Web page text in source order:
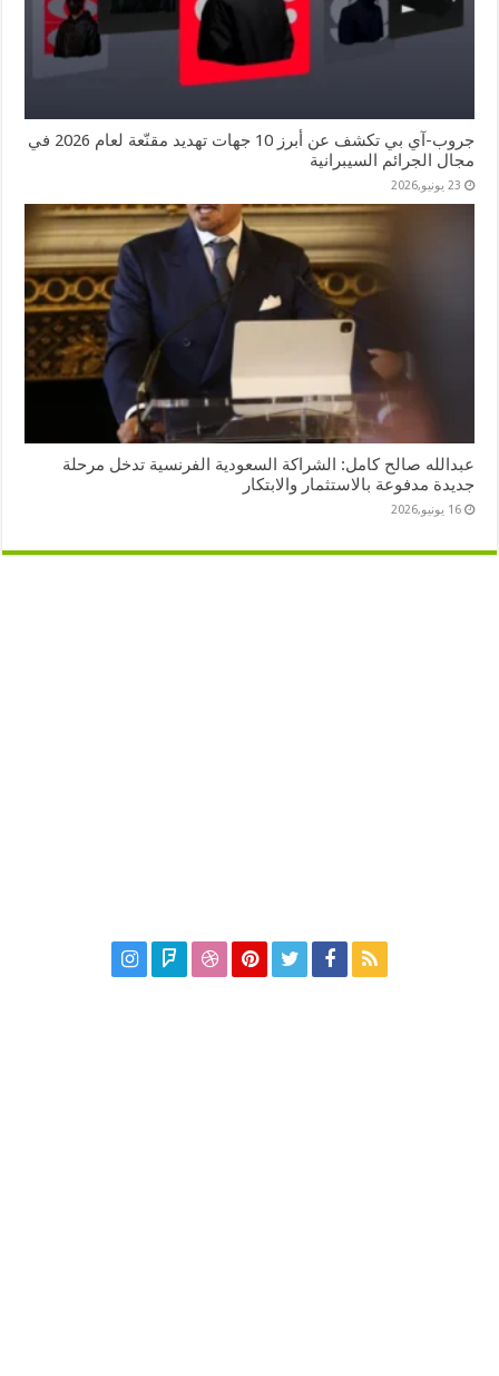
جروب-آي بي تكشف عن أبرز 10 جهات تهديد مقنّعة لعام 2026 في
مجال الجرائم السيبرانية
23 يونيو,2026
عبدالله صالح كامل: الشراكة السعودية الفرنسية تدخل مرحلة
جديدة مدفوعة بالاستثمار والابتكار
16 يونيو,2026